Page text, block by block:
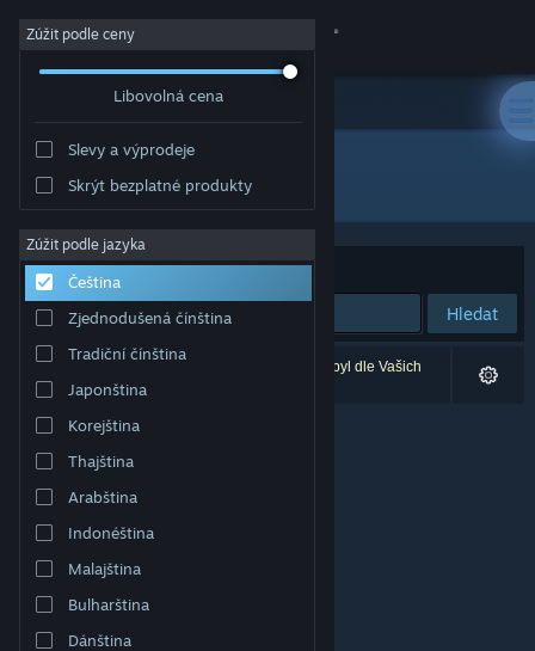
Přihlásit se
Komunita
Informace
Podpora
Změnit jazyk
Mobilní aplikace služby Steam
Desktopová verze stránky
Zúžit podle ceny
Libovolná cena
Slevy a výprodeje
Skrýt bezplatné produkty
Zúžit podle jazyka
Čeština
Zjednodušená čínština
Tradiční čínština
Japonština
Korejština
Thajština
Arabština
Indonéština
Malajština
Bulharština
Dánština
Všechny produkty
Seřadit podle Relevance
Hledat
Vašemu zadání odpovídá 0 výsledků. 1 produkt byl dle Vašich
předvoleb vyloučen z výsledků vyhledávání.